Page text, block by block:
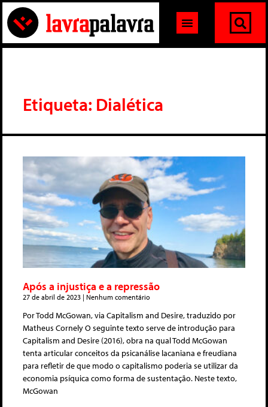
Etiqueta: Dialética
Após a injustiça e a repressão
27 de abril de 2023 Nenhum comentário
Por Todd McGowan, via Capitalism and Desire, traduzido por
Matheus Cornely O seguinte texto serve de introdução para
Capitalism and Desire (2016), obra na qual Todd McGowan
tenta articular conceitos da psicanálise lacaniana e freudiana
para refletir de que modo o capitalismo poderia se utilizar da
economia psíquica como forma de sustentação. Neste texto,
McGowan